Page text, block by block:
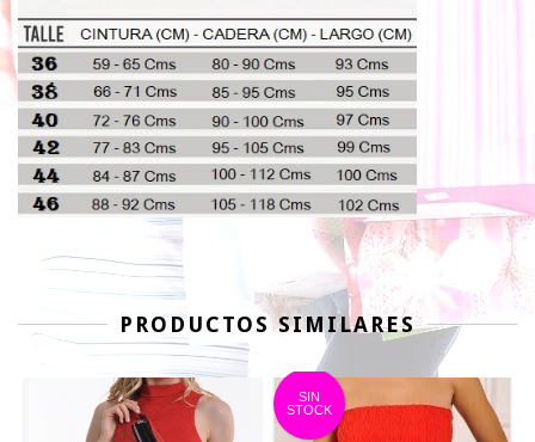
PRODUCTOS SIMILARES
SIN
STOCK